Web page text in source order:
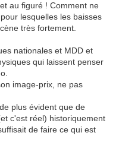
au figuré ! Comment ne
lesquelles les baisses
très fortement.
nationales et MDD et
qui laissent penser
image-prix, ne pas
plus évident que de
c'est réel) historiquement
de faire ce qui est